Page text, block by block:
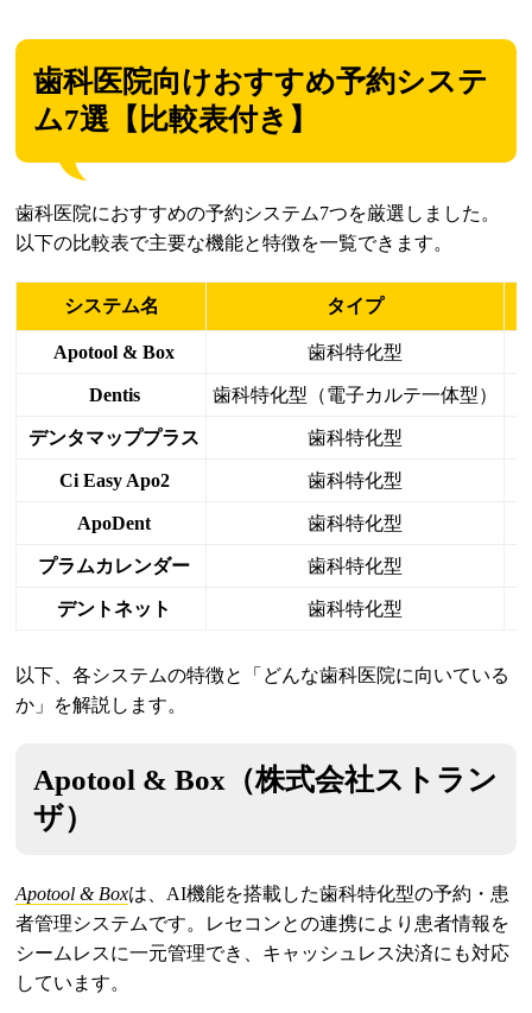
歯科医院向けおすすめ予約システ
ム7選【比較表付き】
歯科医院におすすめの予約システム7つを厳選しました。
以下の比較表で主要な機能と特徴を一覧できます。
システム名 タイプ
Apotool & Box 歯科特化型
Dentis 歯科特化型（電子カルテ一体型）
デンタマッププラス 歯科特化型
Ci Easy Apo2 歯科特化型
ApoDent 歯科特化型
プラムカレンダー 歯科特化型
デントネット 歯科特化型
以下、各システムの特徴と「どんな歯科医院に向いている
か」を解説します。
Apotool & Box（株式会社ストラン
ザ）
Apotool & Boxは、AI機能を搭載した歯科特化型の予約・患
者管理システムです。レセコンとの連携により患者情報を
シームレスに一元管理でき、キャッシュレス決済にも対応
しています。